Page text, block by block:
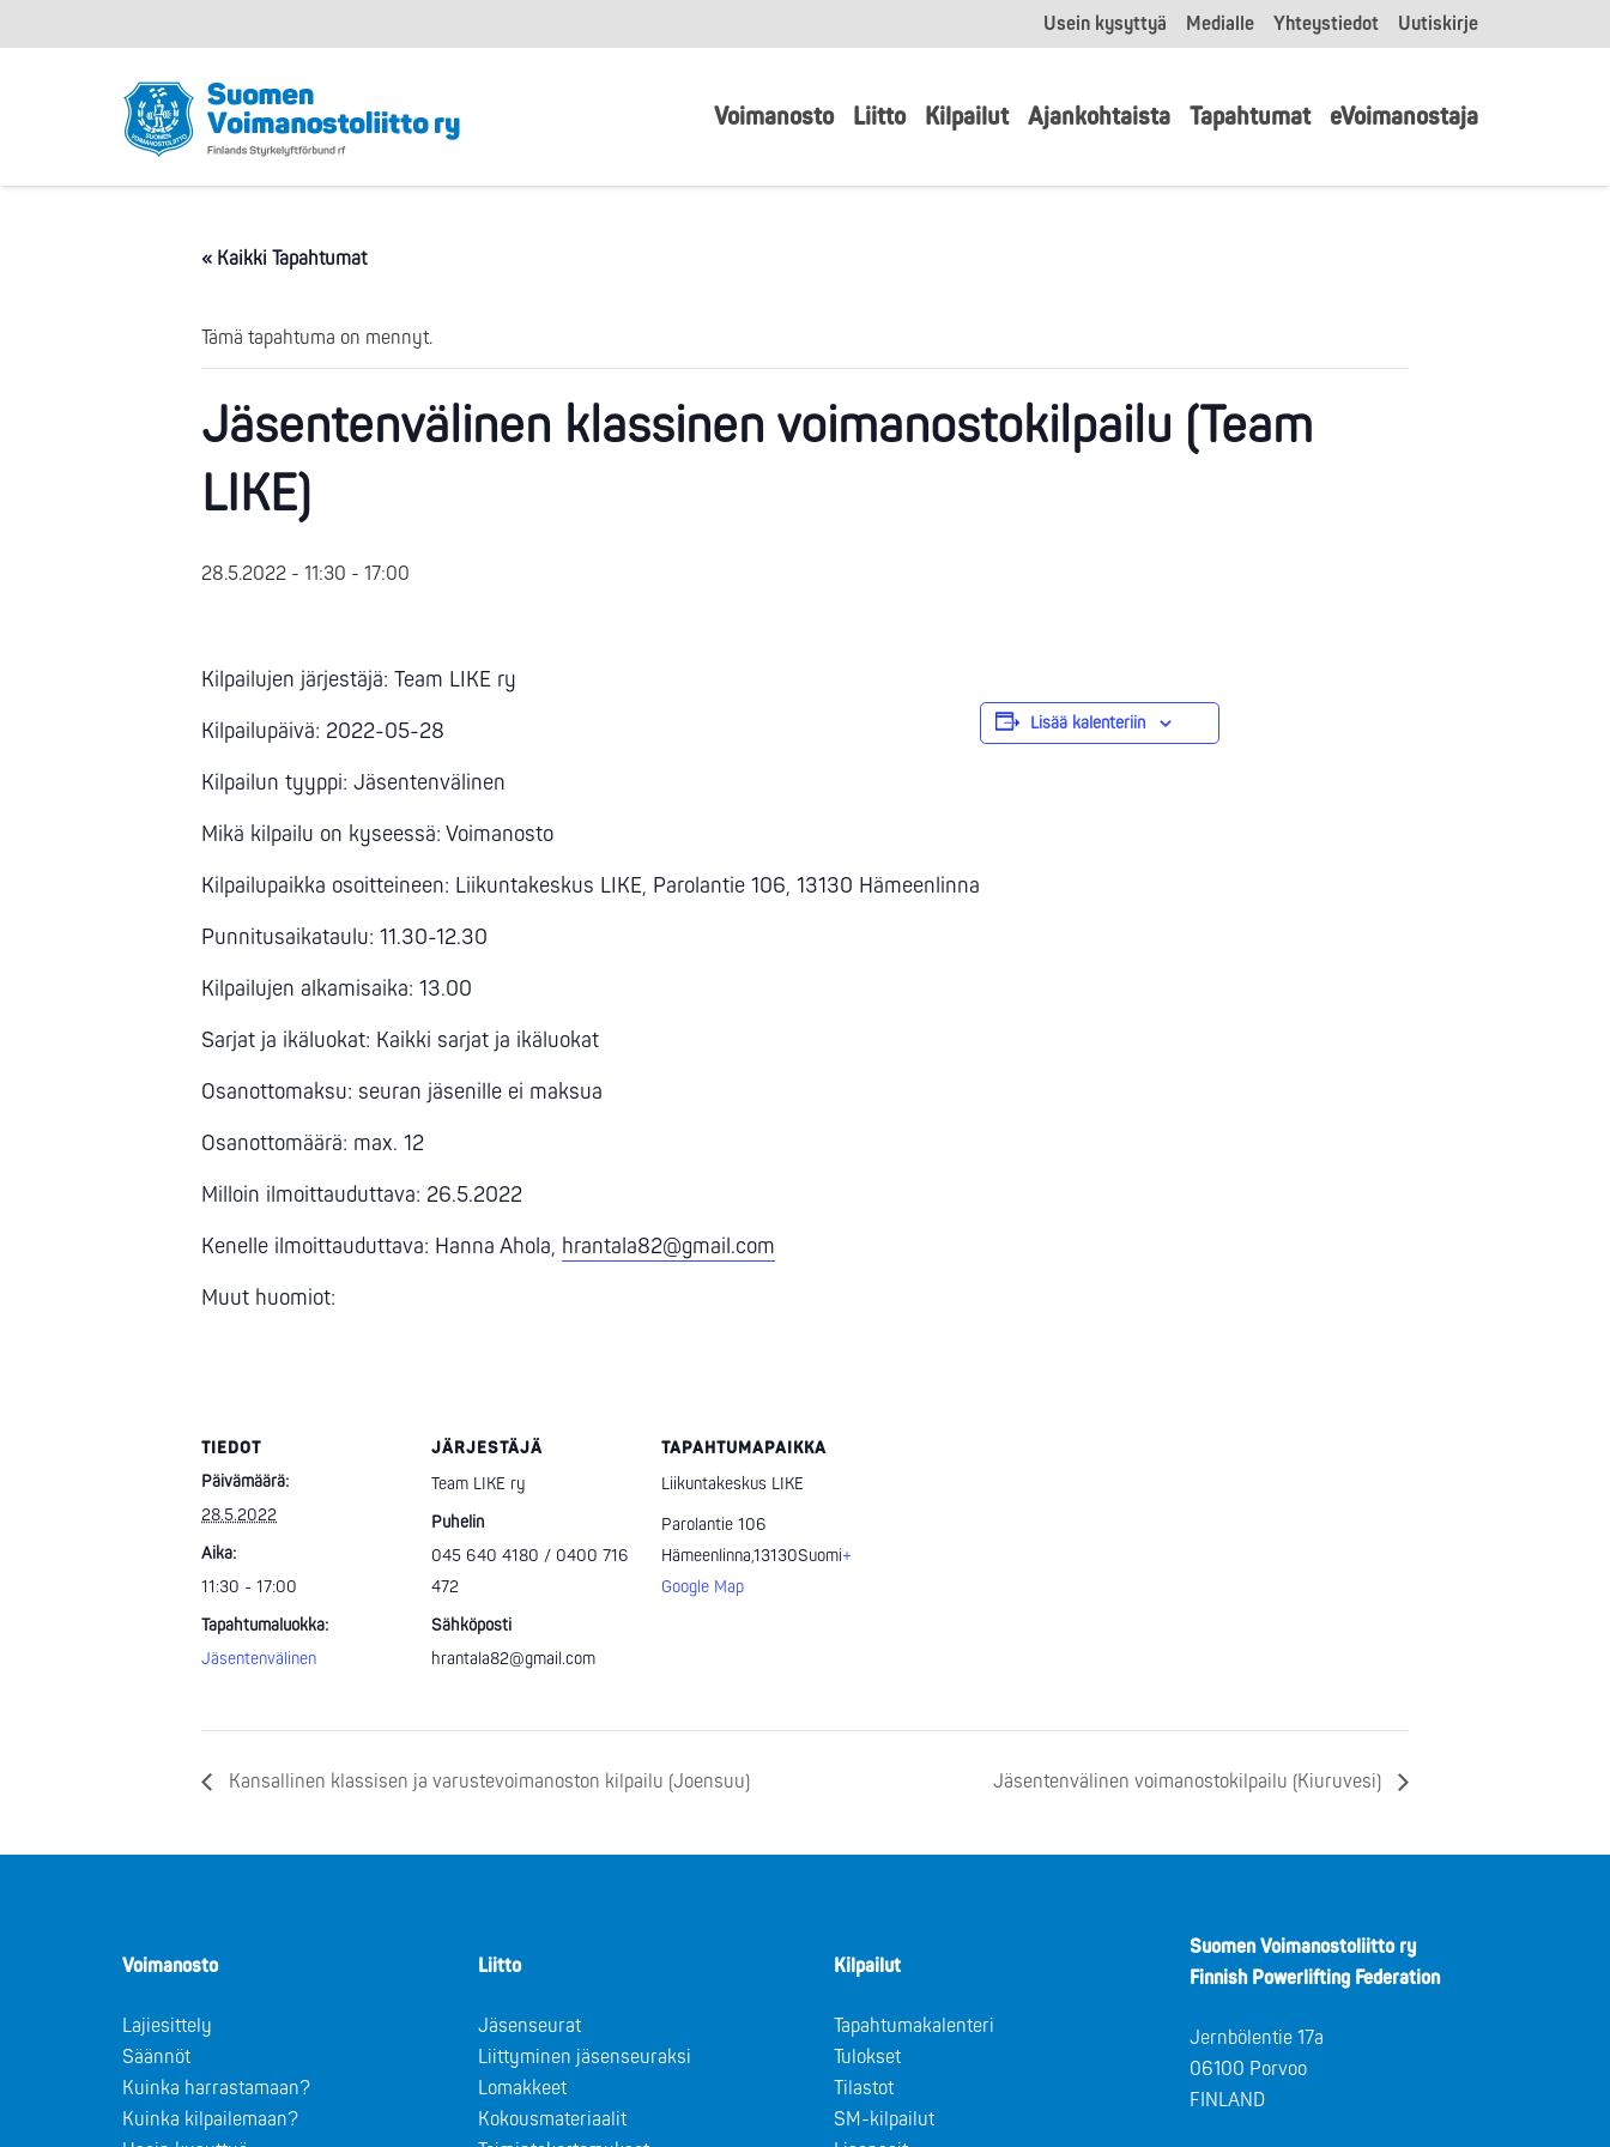
Usein kysyttyä Medialle Yhteystiedot Uutiskirje
Voimanosto Liitto Kilpailut Ajankohtaista Tapahtumat eVoimanostaja
« Kaikki Tapahtumat
Tämä tapahtuma on mennyt.
Jäsentenvälinen klassinen voimanostokilpailu (Team
LIKE)
28.5.2022 - 11:30 - 17:00
Kilpailujen järjestäjä: Team LIKE ry
Kilpailupäivä: 2022-05-28
Kilpailun tyyppi: Jäsentenvälinen
Mikä kilpailu on kyseessä: Voimanosto
Kilpailupaikka osoitteineen: Liikuntakeskus LIKE, Parolantie 106, 13130 Hämeenlinna
Punnitusaikataulu: 11.30-12.30
Kilpailujen alkamisaika: 13.00
Sarjat ja ikäluokat: Kaikki sarjat ja ikäluokat
Osanottomaksu: seuran jäsenille ei maksua
Osanottomäärä: max. 12
Milloin ilmoittauduttava: 26.5.2022
Kenelle ilmoittauduttava: Hanna Ahola, hrantala82@gmail.com
Muut huomiot:
Lisää kalenteriin
TIEDOT
Päivämäärä:
28.5.2022
Aika:
11:30 - 17:00
Tapahtumaluokka:
Jäsentenvälinen
JÄRJESTÄJÄ
Team LIKE ry
Puhelin
045 640 4180 / 0400 716
472
Sähköposti
hrantala82@gmail.com
TAPAHTUMAPAIKKA
Liikuntakeskus LIKE
Parolantie 106
Hämeenlinna,13130Suomi+
Google Map
Kansallinen klassisen ja varustevoimanoston kilpailu (Joensuu) Jäsentenvälinen voimanostokilpailu (Kiuruvesi)
Voimanosto
Lajiesittely
Säännöt
Kuinka harrastamaan?
Kuinka kilpailemaan?
Liitto
Jäsenseurat
Liittyminen jäsenseuraksi
Lomakkeet
Kokousmateriaalit
Kilpailut
Tapahtumakalenteri
Tulokset
Tilastot
SM-kilpailut
Suomen Voimanostoliitto ry
Finnish Powerlifting Federation
Jernbölentie 17a
06100 Porvoo
FINLAND